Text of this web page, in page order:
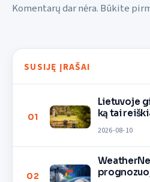
Komentarų dar nėra. Būkite
SUSIJĘ ĮRAŠAI
01
Lietuvoje
ką tai
2026-08-10
02